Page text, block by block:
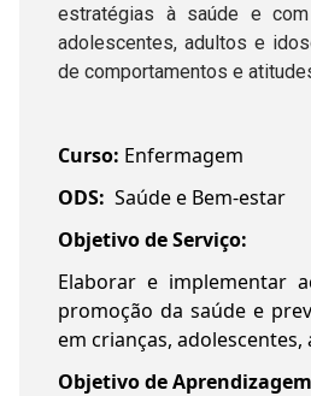
estratégias à saúde e
adolescentes, adultos e
de comportamentos e
Curso: Enfermagem
ODS: Saúde e Bem-estar
Objetivo de Serviço:
Elaborar e implementar
promoção da saúde e
em crianças,
Objetivo de